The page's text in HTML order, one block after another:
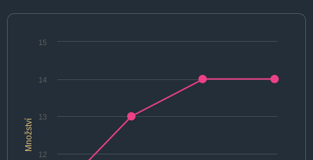
Množství
12
13
14
15